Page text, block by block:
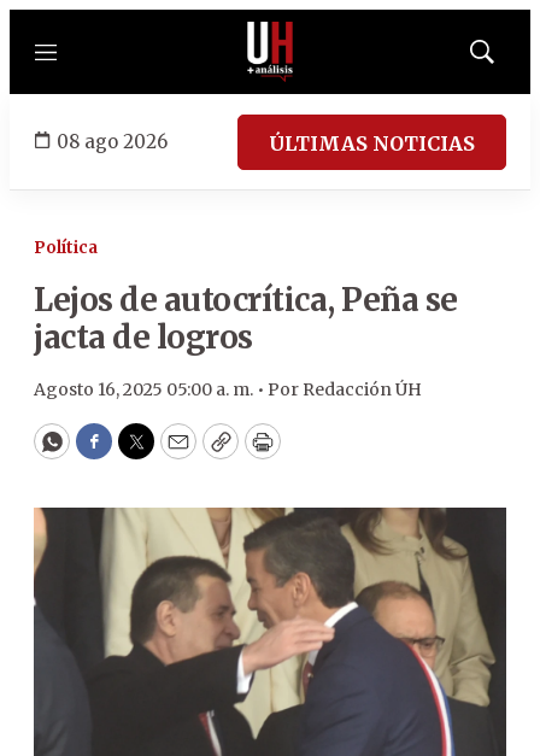
Menú
Mostrar
08 ago 2026 ÚLTIMAS NOTICIAS
Política
Lejos de autocrítica, Peña se
jacta de logros
Agosto 16, 2025 05:00 a. m. • Por Redacción ÚH
WhatsApp
Facebook
Twitter
EmailCopyPrint